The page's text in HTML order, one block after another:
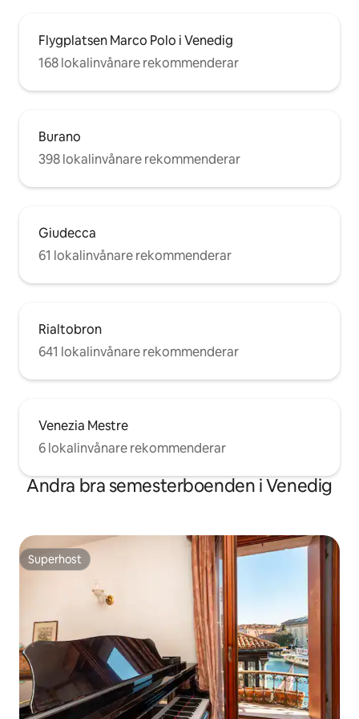
Flygplatsen Marco Polo i Venedig
168 lokalinvånare rekommenderar
Burano
398 lokalinvånare rekommenderar
Giudecca
61 lokalinvånare rekommenderar
Rialtobron
641 lokalinvånare rekommenderar
Venezia Mestre
6 lokalinvånare rekommenderar
Andra bra semesterboenden i Venedig
Superhost
Superhost